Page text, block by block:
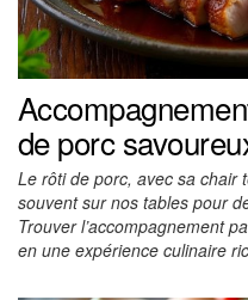
de porc
Le rôti de porc, avec sa chair
souvent sur nos tables pour
Trouver l’accompagnement
en une expérience culinaire